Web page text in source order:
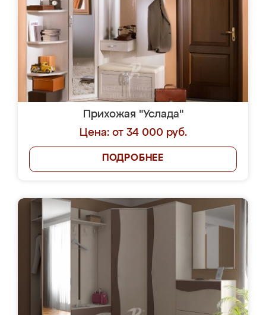
Прихожая "Услада"
Цена: от 34 000 руб.
ПОДРОБНЕЕ